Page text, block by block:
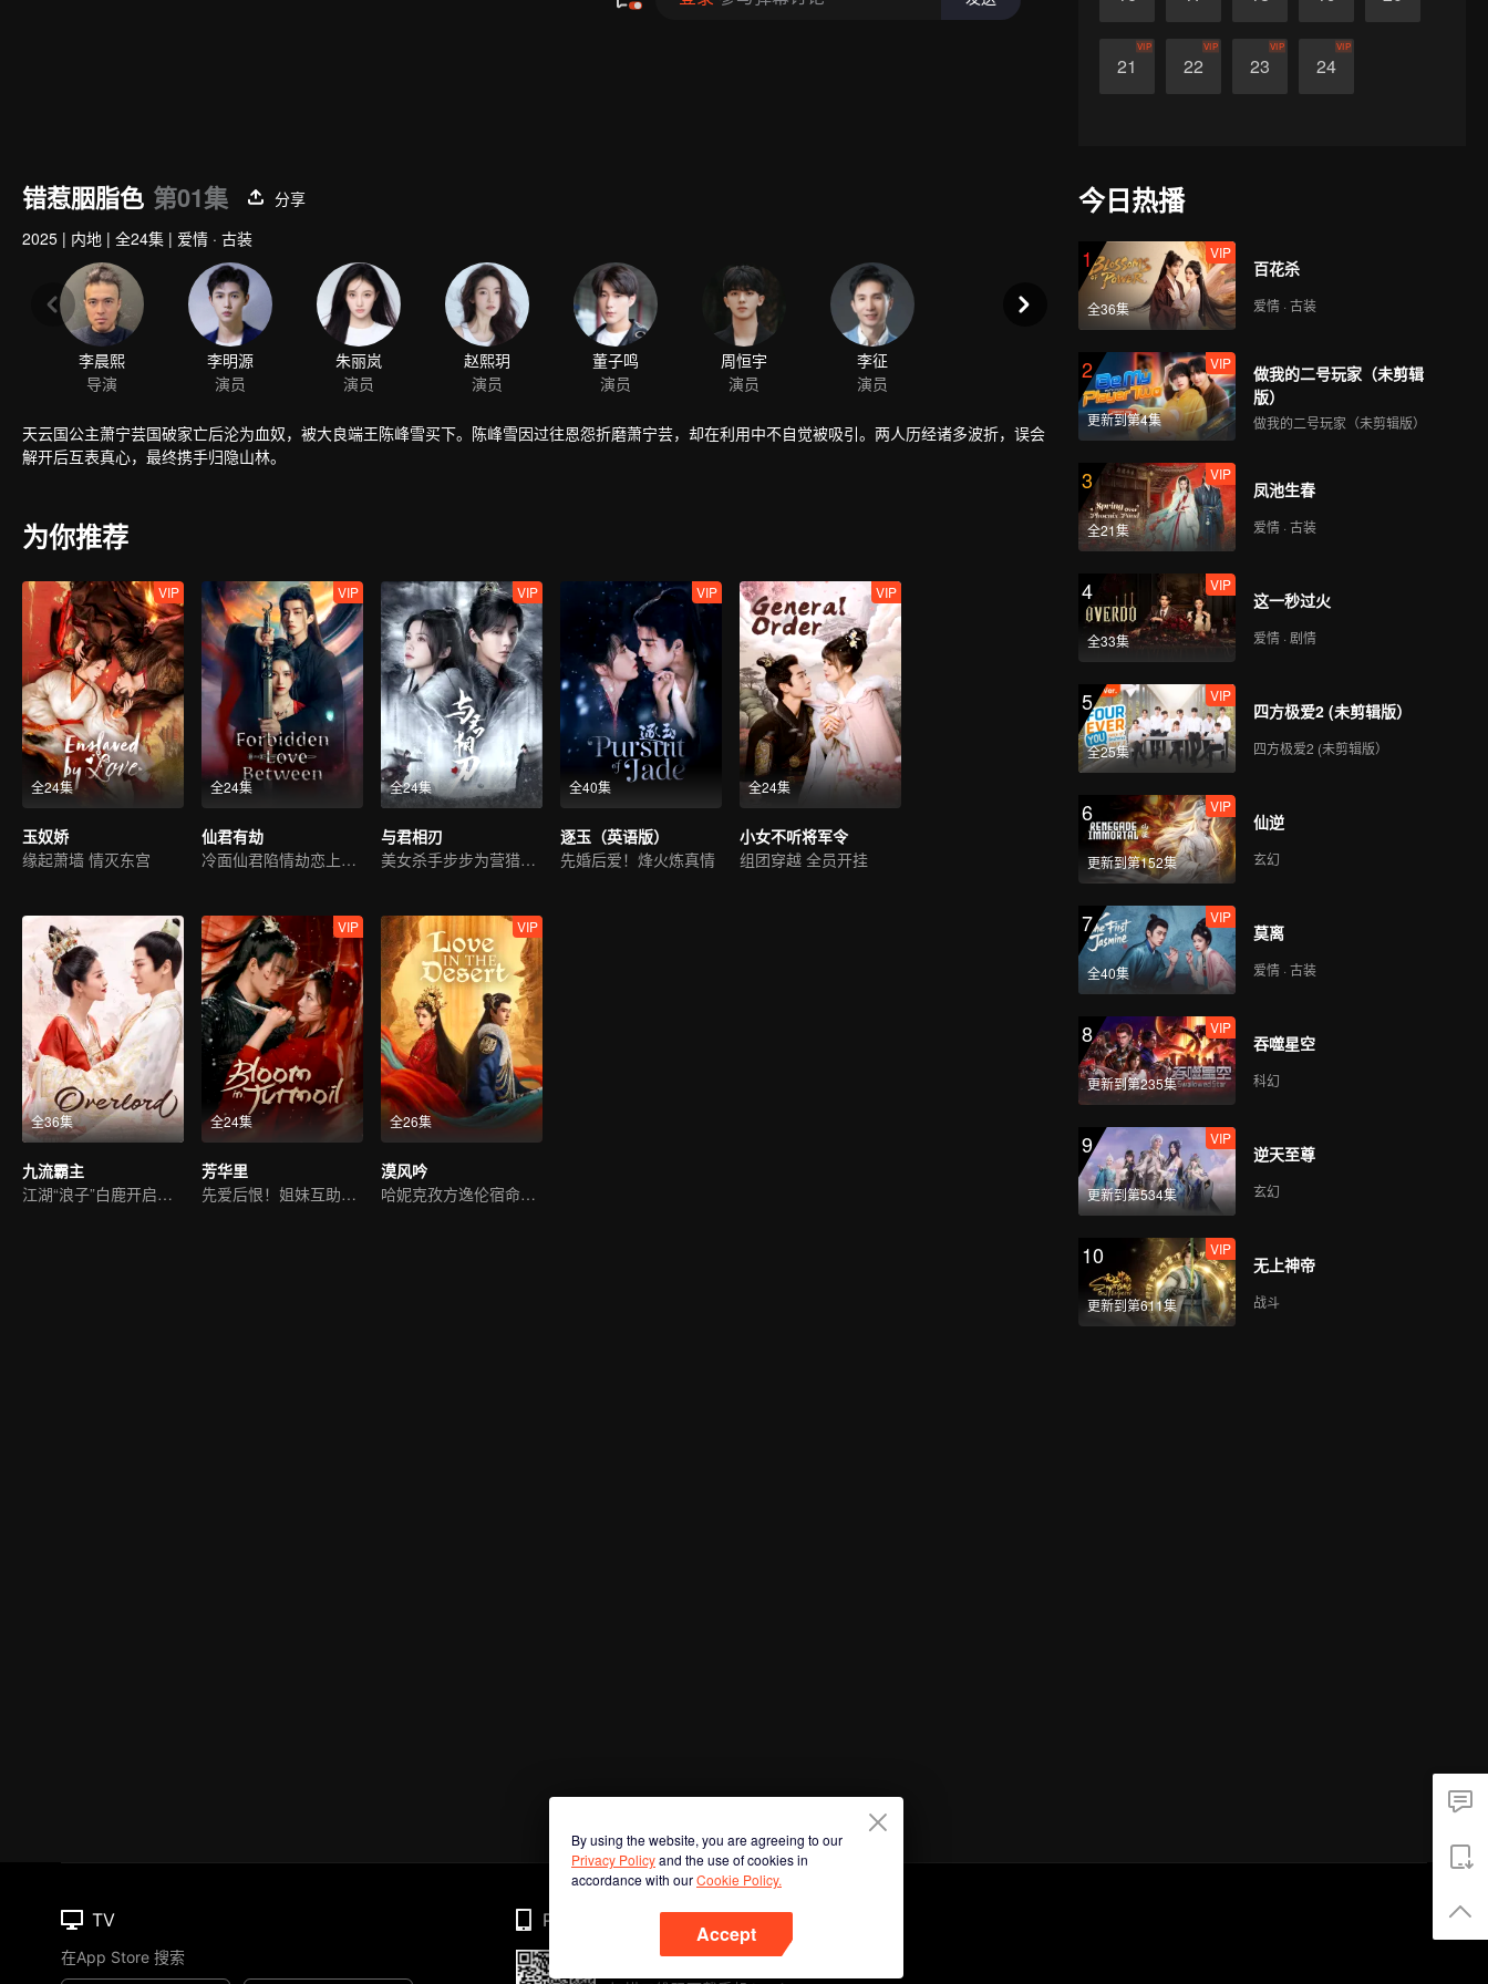
21
VIP
22
VIP
23
VIP
24
VIP
错惹胭脂色 第01集
分享
2025 | 内地 | 全24集 | 爱情 · 古装
李晨熙
导演
李明源
演员
朱丽岚
演员
赵熙玥
演员
天云国公主萧宁芸国破家亡后沦为血奴，被大良端王陈峰雪买下。陈峰雪因过往恩怨折磨萧宁芸，却在利用中不自觉被吸引。两人历经诸多波折，误会
解开后互表真心，最终携手归隐山林。
为你推荐
全24集
VIP
玉奴娇
缘起萧墙 情灭东宫
全24集
VIP
仙君有劫
冷面仙君陷情劫恋上魔女
全24集
VIP
与君相刃
美女杀手步步为营猎爱皇子
全40集
VIP
逐玉（英语版）
先婚后爱！烽火炼真情
全24集
VIP
小女不听将军令
组团穿越 全员开挂
全36集
九流霸主
江湖“浪子”白鹿开启追夫路
全24集
VIP
芳华里
先爱后恨！姐妹互助复仇
全26集
VIP
漠风吟
哈妮克孜方逸伦宿命虐恋
今日热播
1
全36集
VIP
百花杀
爱情 · 古装
2
更新到第4集
VIP
做我的二号玩家（未剪辑
版）
做我的二号玩家（未剪辑版）
3
全21集
VIP
凤池生春
爱情 · 古装
4
全33集
VIP
这一秒过火
爱情 · 剧情
5
全25集
VIP
四方极爱2 (未剪辑版）
四方极爱2 (未剪辑版）
6
更新到第152集
VIP
仙逆
玄幻
7
全40集
VIP
莫离
爱情 · 古装
8
更新到第235集
VIP
吞噬星空
科幻
9
更新到第534集
VIP
逆天至尊
玄幻
10
更新到第611集
VIP
无上神帝
战斗
By using the website, you are agreeing to our
Privacy Policyand the use of cookies in
accordance with ourCookie Policy.
Accept
TV
在App Store 搜索
Phone